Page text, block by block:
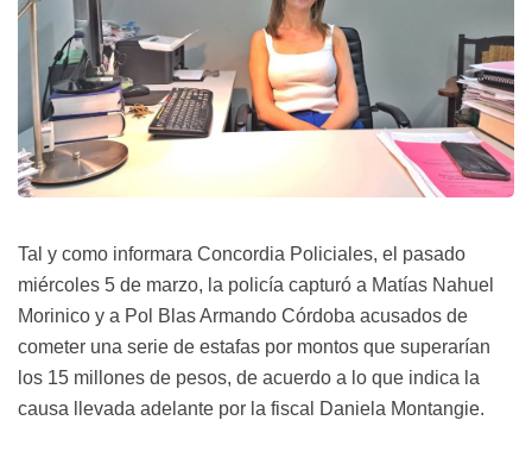
Tal y como informara Concordia Policiales, el pasado
miércoles 5 de marzo, la policía capturó a Matías Nahuel
Morinico y a Pol Blas Armando Córdoba acusados de
cometer una serie de estafas por montos que superarían
los 15 millones de pesos, de acuerdo a lo que indica la
causa llevada adelante por la fiscal Daniela Montangie.